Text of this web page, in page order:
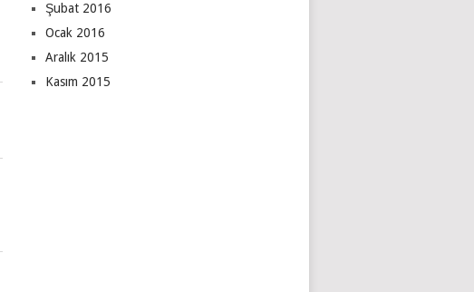
Şubat 2016
Ocak 2016
Aralık 2015
Kasım 2015